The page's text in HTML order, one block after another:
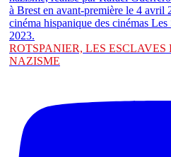
ROTSPANIER, LES ESCLAVES
NAZISME